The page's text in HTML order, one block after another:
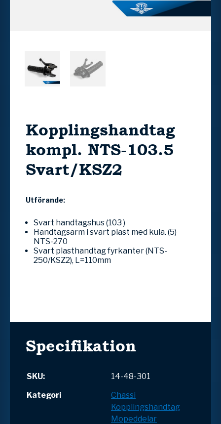
Kopplingshandtag
kompl. NTS-103.5
Svart/KSZ2
Utförande:
Svart handtagshus (103 )
Handtagsarm i svart plast med kula. (5)
NTS-270
Svart plasthandtag fyrkanter (NTS-
250/KSZ2), L=110mm
Specifikation
SKU:
14-48-301
Kategori
Chassi
Kopplingshandtag
Mopeddelar